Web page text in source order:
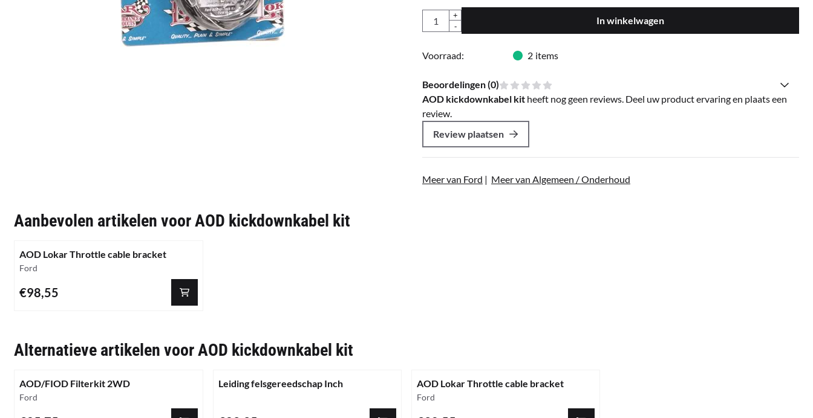
Aantal
+
-
In winkelwagen
Voorraad: 2 items
Beoordelingen (0)
AOD kickdownkabel kit heeft nog geen reviews. Deel uw product ervaring en plaats een
review.
Review plaatsen
Meer van Ford | Meer van Algemeen / Onderhoud
Aanbevolen artikelen voorAOD kickdownkabel kit
AOD Lokar Throttle cable bracket
Merk:
Ford
Prijs: 98,55
€98,55
Alternatieve artikelen voorAOD kickdownkabel kit
AOD/FIOD Filterkit 2WD
Merk:
Ford
Leiding felsgereedschap Inch AOD Lokar Throttle cable bracket
Merk:
Ford